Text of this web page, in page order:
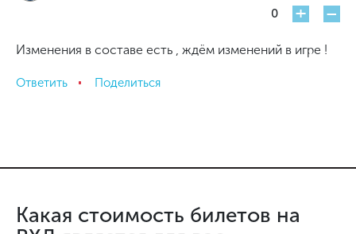
0
+ -
Изменения в составе есть , ждём изменений в игре !
Ответить Поделиться
Какая стоимость билетов на